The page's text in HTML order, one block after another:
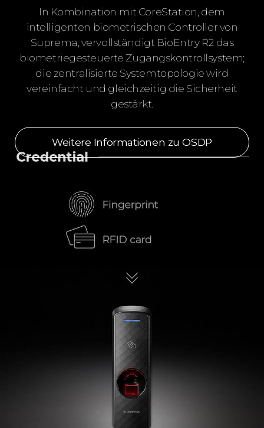
In Kombination mit CoreStation, dem
intelligenten biometrischen Controller von
Suprema, vervollständigt BioEntry R2 das
biometriegesteuerte Zugangskontrollsystem;
die zentralisierte Systemtopologie wird
vereinfacht und gleichzeitig die Sicherheit
gestärkt.
Weitere Informationen zu OSDP